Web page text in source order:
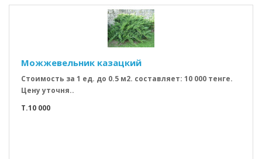
Можжевельник казацкий
Стоимость за 1 ед. до 0.5 м2. составляет: 10 000 тенге.
Цену уточня..
T.10 000